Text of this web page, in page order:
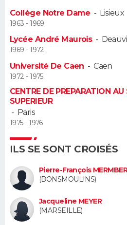
Alimentation
Guide de la santé
Maladies
Médicaments
Sommeil
VOYAGE
Destinations
City break
Voyage nature
Voyage de noces
Forum
Climat
+
PHOTO
GUIDES D'ACHAT
BONS PLANS
CARTE DE VOEUX
DICTIONNAIRE
Dictionnaire
Biographies
Citations
Expressions
Proverbes
COPAINS D'AVANT
S'inscrire
Se connecter
Lycées
Collèges
Primaires
Universités
Entreprises
Service militaire
Avis de recherche
AVIS DE DÉCÈS
Collège Notre Dame - Lisieux
1963 - 1969
Lycée André Maurois-
1969 - 1972
Université De Caen -Caen
1972 - 1975
CENTRE DE PREPARATION AU
SUPERIEUR
- Paris
1975 - 1976
ILS SE SONT CROISÉS
Pierre-François
(BONSMOULINS)
Jacqueline MEYER
(MARSEILLE)